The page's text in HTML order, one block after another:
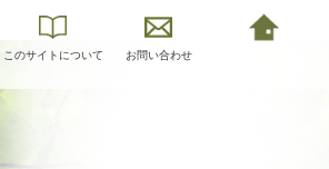
このサイトについて お問い合わせ